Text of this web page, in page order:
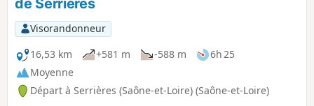
les amoureux du grand air.
de Serrières
Visorandonneur
16,53 km
+581 m -588 m
6h 25
Moyenne
Départ à Serrières (Saône-et-Loire) (Saône-et-Loire)